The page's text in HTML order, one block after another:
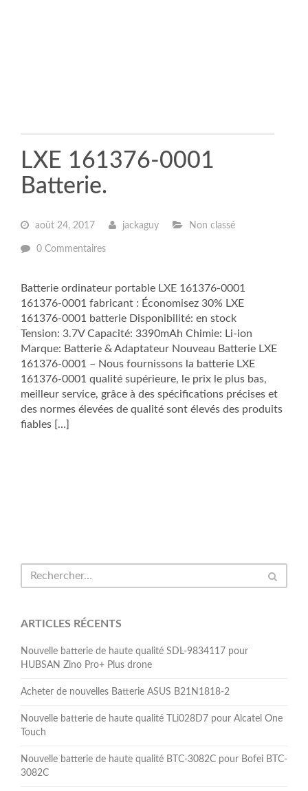
LXE 161376-0001
Batterie.
août 24, 2017 jackaguy Non classé
0 Commentaires
Batterie ordinateur portable LXE 161376-0001
161376-0001 fabricant : Économisez 30% LXE
161376-0001 batterie Disponibilité: en stock
Tension: 3.7V Capacité: 3390mAh Chimie: Li-ion
Marque: Batterie & Adaptateur Nouveau Batterie LXE
161376-0001 – Nous fournissons la batterie LXE
161376-0001 qualité supérieure, le prix le plus bas,
meilleur service, grâce à des spécifications précises et
des normes élevées de qualité sont élevés des produits
fiables […]
ARTICLES RÉCENTS
Nouvelle batterie de haute qualité SDL-9834117 pour
HUBSAN Zino Pro+ Plus drone
Acheter de nouvelles Batterie ASUS B21N1818-2
Nouvelle batterie de haute qualité TLi028D7 pour Alcatel One
Touch
Nouvelle batterie de haute qualité BTC-3082C pour Bofei BTC-
3082C